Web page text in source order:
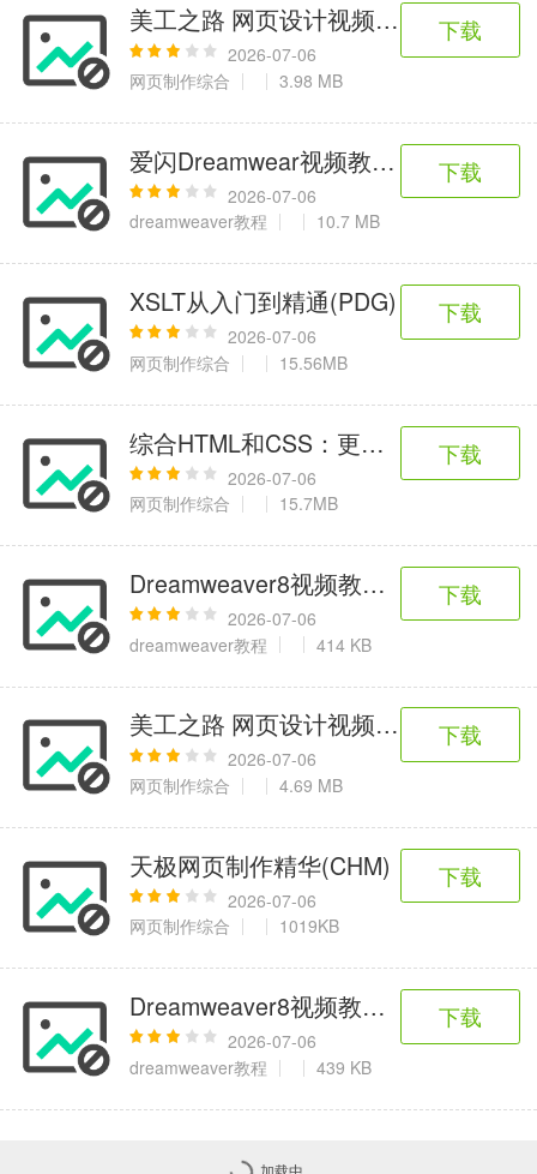
美工之路 网页设计视频教程CSS篇-
2026-07-06
网页制作综合
3.98 MB
下载
爱闪Dreamwear视频教程-13.文件与
2026-07-06
dreamweaver教程
10.7 MB
下载
XSLT从入门到精通(PDG)
2026-07-06
网页制作综合
15.56MB
下载
综合HTML和CSS：更聪明更快的学
2026-07-06
网页制作综合
15.7MB
下载
Dreamweaver8视频教程-072.添加多
2026-07-06
dreamweaver教程
414 KB
下载
美工之路 网页设计视频教程Html篇-
2026-07-06
网页制作综合
4.69 MB
下载
天极网页制作精华(CHM)
2026-07-06
网页制作综合
1019KB
下载
Dreamweaver8视频教程-121.插入行
2026-07-06
dreamweaver教程
439 KB
下载
没有了，加载完了